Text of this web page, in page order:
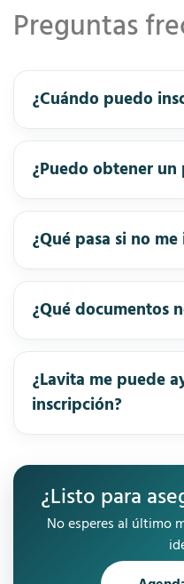
Preguntas
¿Cuándo puedo
¿Puedo obtener un
¿Qué pasa si no
¿Qué documentos
¿Lavita me puede
inscripción?
¿Listo para
No esperes al último